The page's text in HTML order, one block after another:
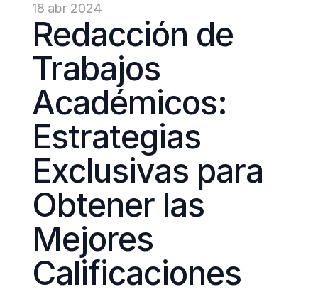
18 abr 2024
Redacción de
Trabajos
Académicos:
Estrategias
Exclusivas para
Obtener las
Mejores
Calificaciones